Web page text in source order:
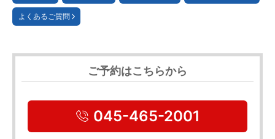
よくあるご質問
ご予約はこちらから
045-465-2001